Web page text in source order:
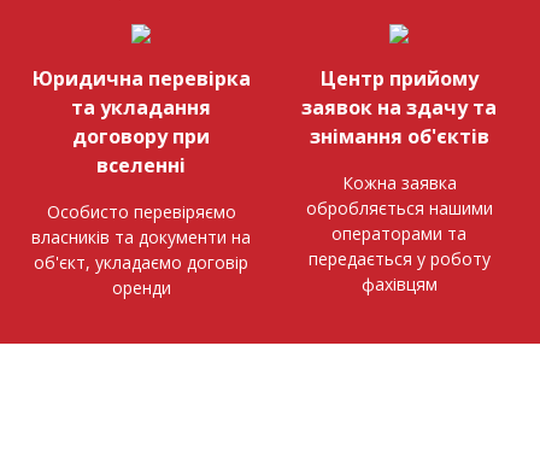
Юридична перевірка
та укладання
договору при
вселенні
Особисто перевіряємо
власників та документи на
об'єкт, укладаємо договір
оренди
Центр прийому
заявок на здачу та
знімання об'єктів
Кожна заявка
обробляється нашими
операторами та
передається у роботу
фахівцям